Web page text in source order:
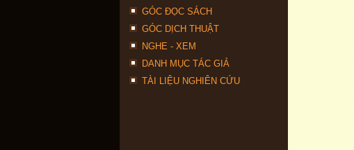
GÓC ĐỌC SÁCH
GÓC DỊCH THUẬT
NGHE - XEM
DANH MỤC TÁC GIẢ
TÀI LIỆU NGHIÊN CỨU